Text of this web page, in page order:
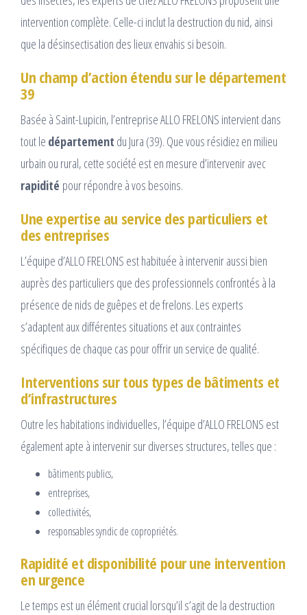
intervention complète. Celle-ci inclut la destruction du nid, ainsi
que la désinsectisation des lieux envahis si besoin.
Un champ d’action étendu sur le département
39
Basée à Saint-Lupicin, l’entreprise ALLO FRELONS intervient dans
tout le département du Jura (39). Que vous résidiez en milieu
urbain ou rural, cette société est en mesure d’intervenir avec
rapidité pour répondre à vos besoins.
Une expertise au service des particuliers et
des entreprises
L’équipe d’ALLO FRELONS est habituée à intervenir aussi bien
auprès des particuliers que des professionnels confrontés à la
présence de nids de guêpes et de frelons. Les experts
s’adaptent aux différentes situations et aux contraintes
spécifiques de chaque cas pour offrir un service de qualité.
Interventions sur tous types de bâtiments et
d’infrastructures
Outre les habitations individuelles, l’équipe d’ALLO FRELONS est
également apte à intervenir sur diverses structures, telles que :
bâtiments publics,
entreprises,
collectivités,
responsables syndic de copropriétés.
Rapidité et disponibilité pour une intervention
en urgence
Le temps est un élément crucial lorsqu’il s’agit de la destruction